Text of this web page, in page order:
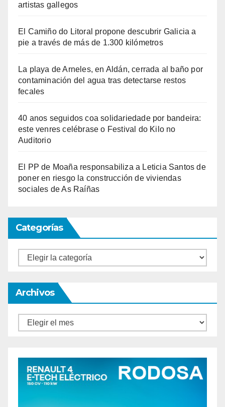
artistas gallegos
El Camiño do Litoral propone descubrir Galicia a
pie a través de más de 1.300 kilómetros
La playa de Arneles, en Aldán, cerrada al baño por
contaminación del agua tras detectarse restos
fecales
40 anos seguidos coa solidariedade por bandeira:
este venres celébrase o Festival do Kilo no
Auditorio
El PP de Moaña responsabiliza a Leticia Santos de
poner en riesgo la construcción de viviendas
sociales de As Raíñas
Categorías
Categorías
Archivos
Archivos